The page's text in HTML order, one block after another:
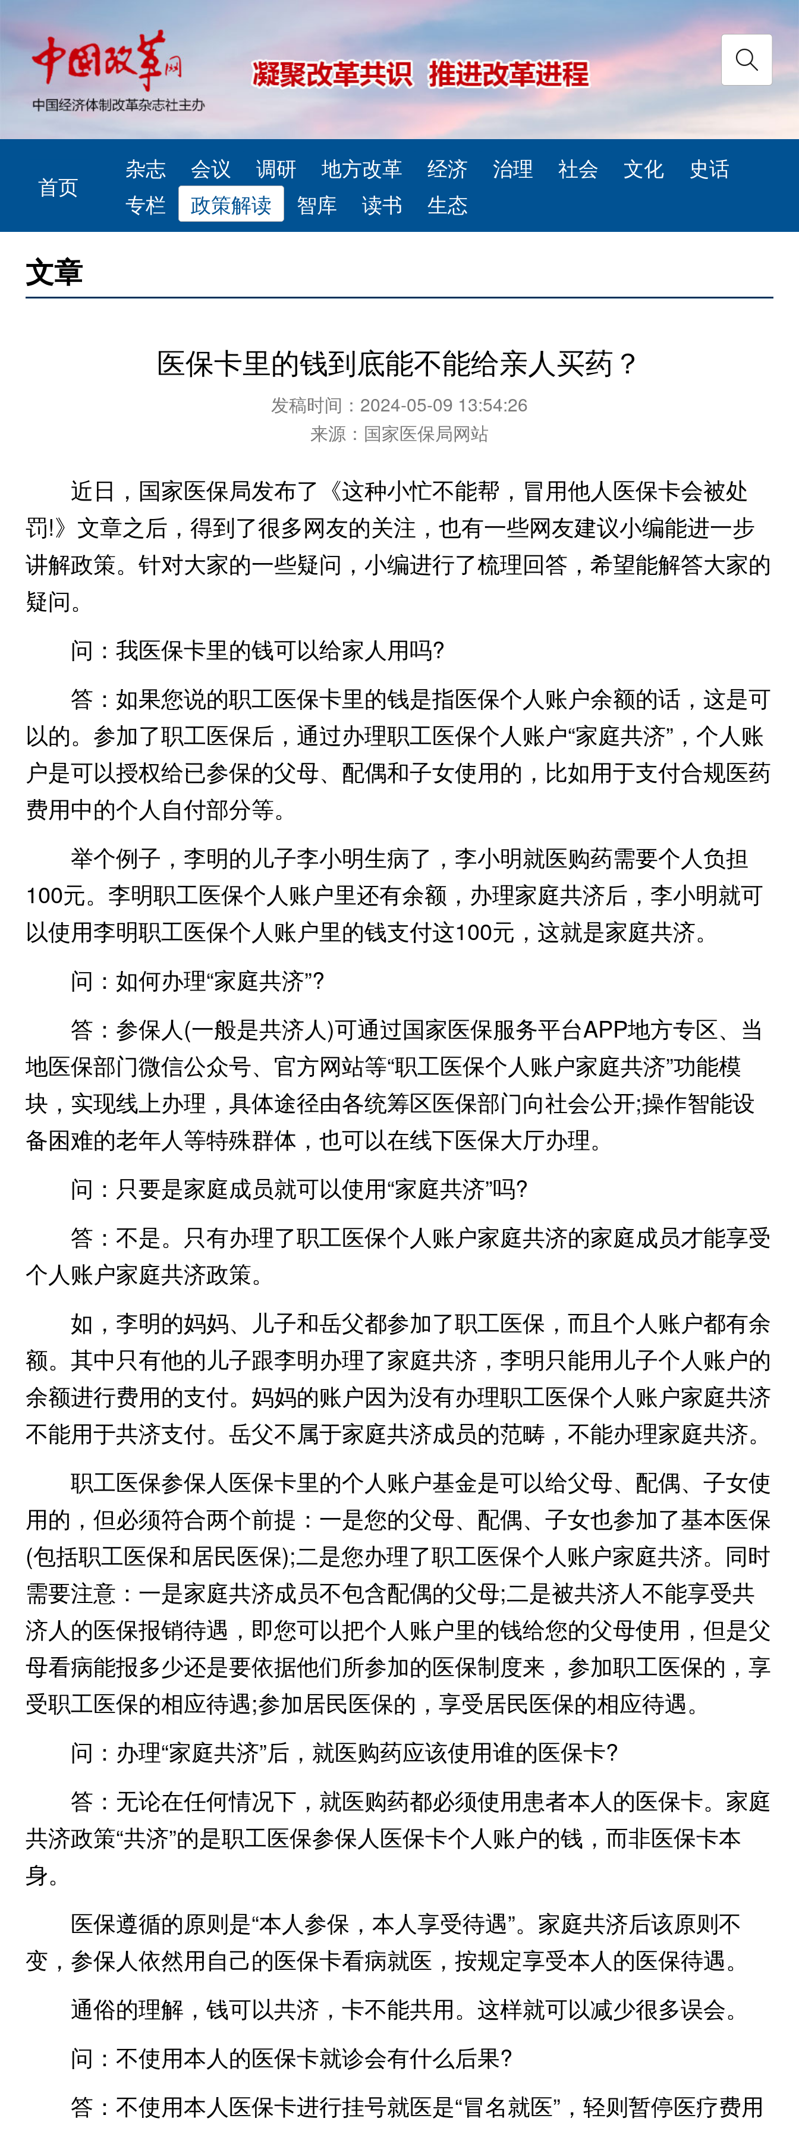
首页
杂志 会议 调研 地方改革 经济 治理 社会 文化
史话
专栏
政策解读 智库 读书 生态
文章
医保卡里的钱到底能不能给亲人买药？
发稿时间：2024-05-09 13:54:26
来源：国家医保局网站
近日，国家医保局发布了《这种小忙不能帮，冒用他人医保卡会被处
罚!》文章之后，得到了很多网友的关注，也有一些网友建议小编能进一步
讲解政策。针对大家的一些疑问，小编进行了梳理回答，希望能解答大家的
疑问。
问：我医保卡里的钱可以给家人用吗?
答：如果您说的职工医保卡里的钱是指医保个人账户余额的话，这是可
以的。参加了职工医保后，通过办理职工医保个人账户“家庭共济”，个人账
户是可以授权给已参保的父母、配偶和子女使用的，比如用于支付合规医药
费用中的个人自付部分等。
举个例子，李明的儿子李小明生病了，李小明就医购药需要个人负担
100元。李明职工医保个人账户里还有余额，办理家庭共济后，李小明就可
以使用李明职工医保个人账户里的钱支付这100元，这就是家庭共济。
问：如何办理“家庭共济”?
答：参保人(一般是共济人)可通过国家医保服务平台APP地方专区、当
地医保部门微信公众号、官方网站等“职工医保个人账户家庭共济”功能模
块，实现线上办理，具体途径由各统筹区医保部门向社会公开;操作智能设
备困难的老年人等特殊群体，也可以在线下医保大厅办理。
问：只要是家庭成员就可以使用“家庭共济”吗?
答：不是。只有办理了职工医保个人账户家庭共济的家庭成员才能享受
个人账户家庭共济政策。
如，李明的妈妈、儿子和岳父都参加了职工医保，而且个人账户都有余
额。其中只有他的儿子跟李明办理了家庭共济，李明只能用儿子个人账户的
余额进行费用的支付。妈妈的账户因为没有办理职工医保个人账户家庭共济
不能用于共济支付。岳父不属于家庭共济成员的范畴，不能办理家庭共济。
职工医保参保人医保卡里的个人账户基金是可以给父母、配偶、子女使
用的，但必须符合两个前提：一是您的父母、配偶、子女也参加了基本医保
(包括职工医保和居民医保);二是您办理了职工医保个人账户家庭共济。同时
需要注意：一是家庭共济成员不包含配偶的父母;二是被共济人不能享受共
济人的医保报销待遇，即您可以把个人账户里的钱给您的父母使用，但是父
母看病能报多少还是要依据他们所参加的医保制度来，参加职工医保的，享
受职工医保的相应待遇;参加居民医保的，享受居民医保的相应待遇。
问：办理“家庭共济”后，就医购药应该使用谁的医保卡?
答：无论在任何情况下，就医购药都必须使用患者本人的医保卡。家庭
共济政策“共济”的是职工医保参保人医保卡个人账户的钱，而非医保卡本
身。
医保遵循的原则是“本人参保，本人享受待遇”。家庭共济后该原则不
变，参保人依然用自己的医保卡看病就医，按规定享受本人的医保待遇。
通俗的理解，钱可以共济，卡不能共用。这样就可以减少很多误会。
问：不使用本人的医保卡就诊会有什么后果?
答：不使用本人医保卡进行挂号就医是“冒名就医”，轻则暂停医疗费用